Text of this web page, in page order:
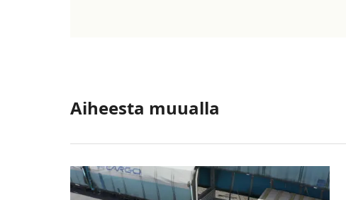
Aiheesta muualla